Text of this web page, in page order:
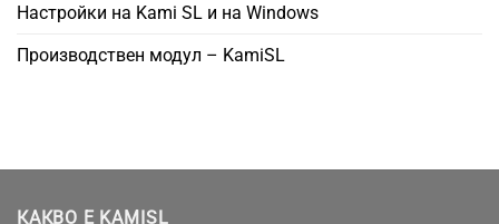
Настройки на Kami SL и на Windows
Производствен модул – KamiSL
КАКВО Е KAMISL